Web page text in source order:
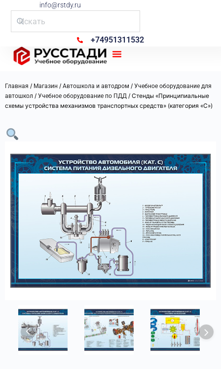
info@rstdy.ru
+74951311532
Главная / Магазин / Автошкола и автодром / Учебное оборудование для
автошкол / Учебное оборудование по ПДД / Стенды «Принципиальные
схемы устройства механизмов транспортных средств» (категория «C»)